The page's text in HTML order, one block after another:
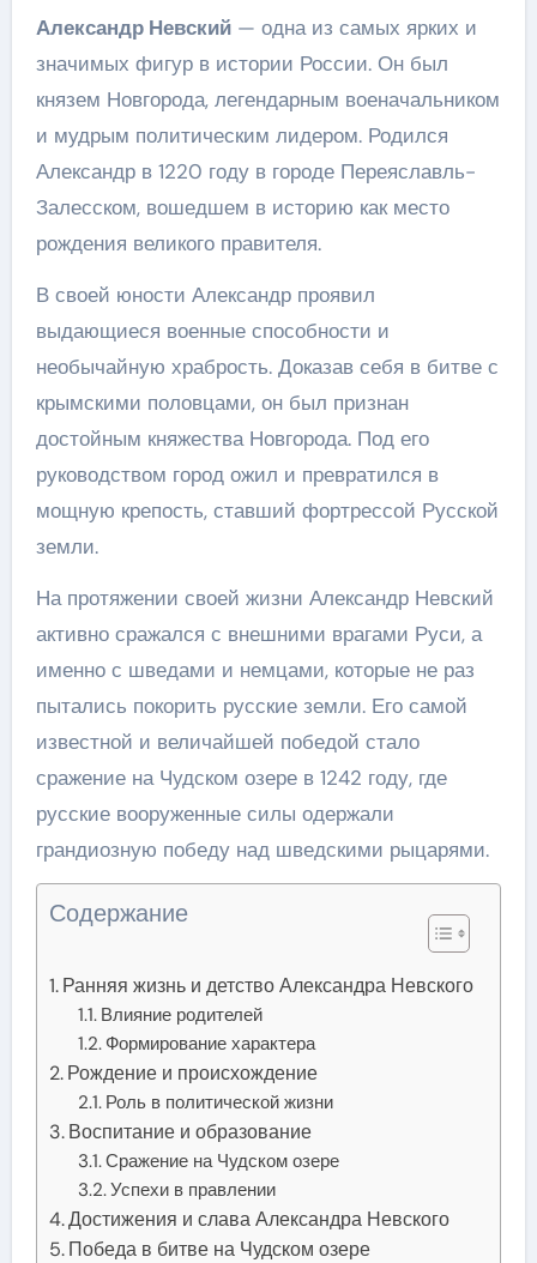
Александр Невский— одна из самых ярких и
значимых фигур в истории России. Он был
князем Новгорода, легендарным военачальником
и мудрым политическим лидером. Родился
Александр в 1220 году в городе Переяславль-
Залесском, вошедшем в историю как место
рождения великого правителя.
В своей юности Александр проявил
выдающиеся военные способности и
необычайную храбрость. Доказав себя в битве с
крымскими половцами, он был признан
достойным княжества Новгорода. Под его
руководством город ожил и превратился в
мощную крепость, ставший фортрессой Русской
земли.
На протяжении своей жизни Александр Невский
активно сражался с внешними врагами Руси, а
именно с шведами и немцами, которые не раз
пытались покорить русские земли. Его самой
известной и величайшей победой стало
сражение на Чудском озере в 1242 году, где
русские вооруженные силы одержали
грандиозную победу над шведскими рыцарями.
Содержание
Ранняя жизнь и детство Александра Невского
Влияние родителей
Формирование характера
Рождение и происхождение
Роль в политической жизни
Воспитание и образование
Сражение на Чудском озере
Успехи в правлении
Достижения и слава Александра Невского
Победа в битве на Чудском озере